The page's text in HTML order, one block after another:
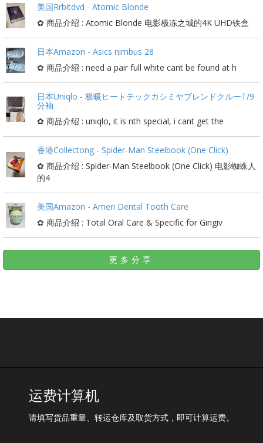
美国Rrbitdvd - Atomic Blonde
✿ 商品介绍 : Atomic Blonde 电影极冻之城的4K UHD铁盒
日本Amazon - Asics nimbus 28
✿ 商品介绍 : need a pair full white cant be found at h
日本Uniqlo - 极暖ヒートテックカシミヤブレンドクルーT/9
分袖
✿ 商品介绍 : uniqlo, it is nth special, i cant get the
香港Collectong - Spider-Man Steelbook (One Click)
✿ 商品介绍 : Spider-Man Steelbook (One Click) 电影蜘蛛人
的4
美国Amazon - Ameri Dental Tooth Care
✿ 商品介绍 : Total Oral Care & Specific for Gingiv
更多分享
运费计算机
请填写货品重量、转运仓库及取货方式，即可计算运费。